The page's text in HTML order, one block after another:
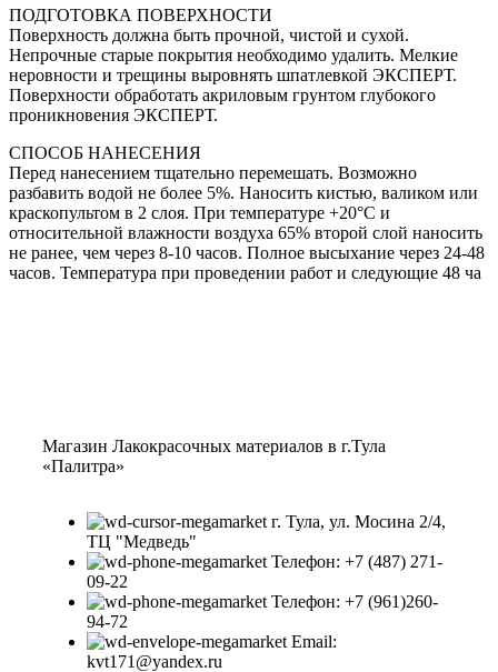
ПОДГОТОВКА ПОВЕРХНОСТИ
Поверхность должна быть прочной, чистой и сухой.
Непрочные старые покрытия необходимо удалить. Мелкие
неровности и трещины выровнять шпатлевкой ЭКСПЕРТ.
Поверхности обработать акриловым грунтом глубокого
проникновения ЭКСПЕРТ.
СПОСОБ НАНЕСЕНИЯ
Перед нанесением тщательно перемешать. Воз­мож­но
разбавить водой не более 5%. Нано­сить кистью, валиком или
краско­пультом в 2 слоя. При температуре +20°C и
относительной влажности воздуха 65% второй слой наносить
не ранее, чем через 8-10 часов. Полное высыхание через 24-48
часов. Температура при проведении работ и следующие 48 ча
Магазин Лакокрасочных материалов в г.Тула
«Палитра»
г. Тула, ул. Мосина 2/4,
ТЦ "Медведь"
Телефон: +7 (487) 271-
09-22
Телефон: +7 (961)260-
94-72
Email:
kvt171@yandex.ru